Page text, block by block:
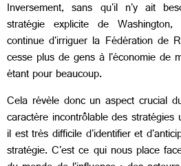
Inversement, sans qu'il n'y ait
stratégie explicite de Washington,
continue d'irriguer la Fédération de
cesse plus de gens à l'économie de
étant pour beaucoup.
Cela révèle donc un aspect crucial
caractère incontrôlable des
il est très difficile d'identifier et
stratégie. C'est ce qui nous place